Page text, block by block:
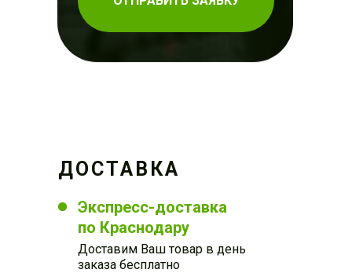
Экспресс-доставка
по Краснодару
Доставим Ваш товар в день
заказа бесплатно
ДОСТАВКА